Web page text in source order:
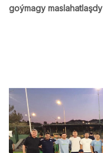
goýmagy maslahatlaşdy